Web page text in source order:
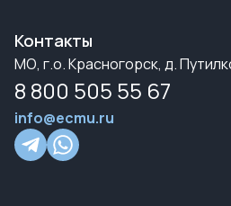
Контакты
МО, г.о. Красногорск, д.
8 800 505 55 67
info@ecmu.ru